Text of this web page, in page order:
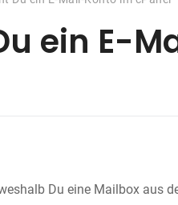
ein E-
Du eine Mailbox aus